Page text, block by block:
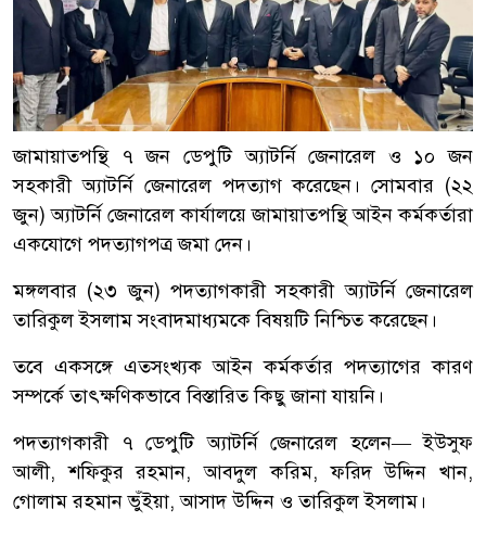
জামায়াতপন্থি ৭ জন ডেপুটি অ্যাটর্নি জেনারেল ও ১০ জন
সহকারী অ্যাটর্নি জেনারেল পদত্যাগ করেছেন। সোমবার (২২
জুন) অ্যাটর্নি জেনারেল কার্যালয়ে জামায়াতপন্থি আইন কর্মকর্তারা
একযোগে পদত্যাগপত্র জমা দেন।
মঙ্গলবার (২৩ জুন) পদত্যাগকারী সহকারী অ্যাটর্নি জেনারেল
তারিকুল ইসলাম সংবাদমাধ্যমকে বিষয়টি নিশ্চিত করেছেন।
তবে একসঙ্গে এতসংখ্যক আইন কর্মকর্তার পদত্যাগের কারণ
সম্পর্কে তাৎক্ষণিকভাবে বিস্তারিত কিছু জানা যায়নি।
পদত্যাগকারী ৭ ডেপুটি অ্যাটর্নি জেনারেল হলেন— ইউসুফ
আলী, শফিকুর রহমান, আবদুল করিম, ফরিদ উদ্দিন খান,
গোলাম রহমান ভুঁইয়া, আসাদ উদ্দিন ও তারিকুল ইসলাম।